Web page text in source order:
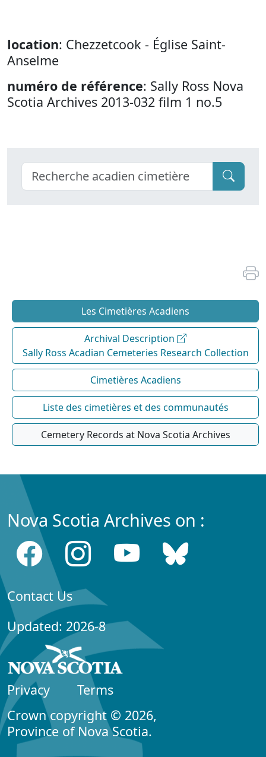
location: Chezzetcook - Église Saint-
Anselme
numéro de référence: Sally Ross Nova
Scotia Archives 2013-032 film 1 no.5
Les Cimetières Acadiens
Archival Description
Sally Ross Acadian Cemeteries Research Collection
Cimetières Acadiens
Liste des cimetières et des communautés
Cemetery Records at Nova Scotia Archives
Nova Scotia Archives on :
Contact Us
Updated: 2026-8
Privacy
Terms
Crown copyright © 2026,
Province of Nova Scotia.